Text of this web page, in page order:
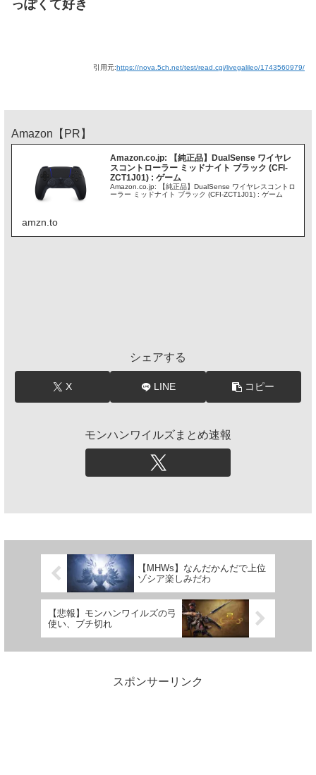
っぽくて好き
引用元:https://nova.5ch.net/test/read.cgi/livegalileo/1743560979/
Amazon【PR】
Amazon.co.jp: 【純正品】DualSense ワイヤレ
スコントローラー ミッドナイト ブラック (CFI-
ZCT1J01) : ゲーム
Amazon.co.jp: 【純正品】DualSense ワイヤレスコントロ
ーラー ミッドナイト ブラック (CFI-ZCT1J01) : ゲーム
amzn.to
シェアする
X LINE コピー
モンハンワイルズまとめ速報
【MHWs】なんだかんだで上位
ゾシア楽しみだわ
【悲報】モンハンワイルズの弓
使い、ブチ切れ
スポンサーリンク